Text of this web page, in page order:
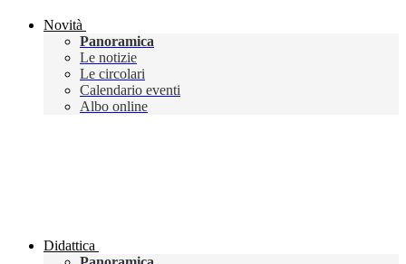
Novità
Panoramica
Le notizie
Le circolari
Calendario eventi
Albo online
Didattica